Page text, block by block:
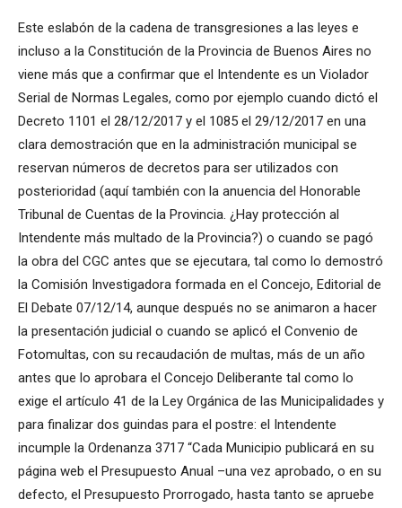
Este eslabón de la cadena de transgresiones a las leyes e
incluso a la Constitución de la Provincia de Buenos Aires no
viene más que a confirmar que el Intendente es un Violador
Serial de Normas Legales, como por ejemplo cuando dictó el
Decreto 1101 el 28/12/2017 y el 1085 el 29/12/2017 en una
clara demostración que en la administración municipal se
reservan números de decretos para ser utilizados con
posterioridad (aquí también con la anuencia del Honorable
Tribunal de Cuentas de la Provincia. ¿Hay protección al
Intendente más multado de la Provincia?) o cuando se pagó
la obra del CGC antes que se ejecutara, tal como lo demostró
la Comisión Investigadora formada en el Concejo, Editorial de
El Debate 07/12/14, aunque después no se animaron a hacer
la presentación judicial o cuando se aplicó el Convenio de
Fotomultas, con su recaudación de multas, más de un año
antes que lo aprobara el Concejo Deliberante tal como lo
exige el artículo 41 de la Ley Orgánica de las Municipalidades y
para finalizar dos guindas para el postre: el Intendente
incumple la Ordenanza 3717 “Cada Municipio publicará en su
página web el Presupuesto Anual –una vez aprobado, o en su
defecto, el Presupuesto Prorrogado, hasta tanto se apruebe